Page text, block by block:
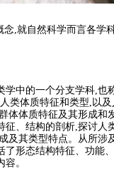
,就自然科学而言各学
中的一个分支学科,也
类体质特征和类型,以
体体质特征及其形成和
征、结构的剖析,探讨人
及其类型特点。从所涉
了形态结构特征、功能
。